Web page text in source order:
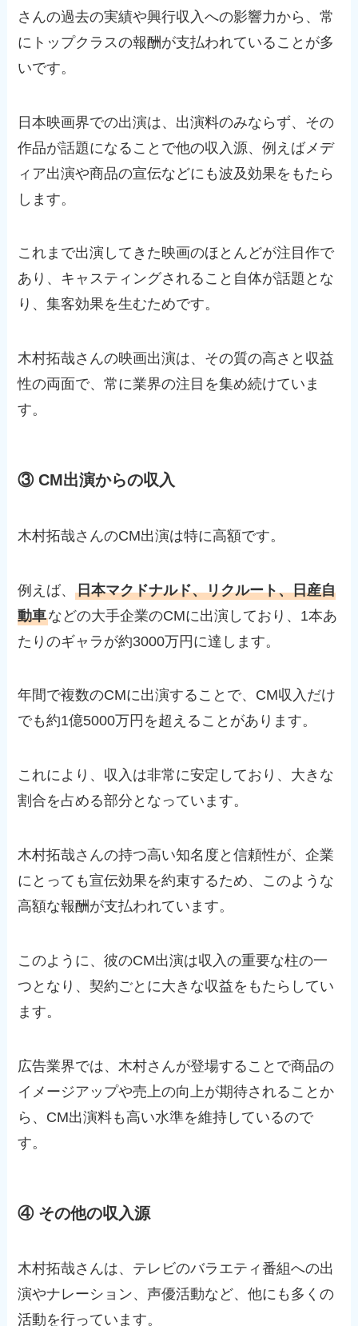
さんの過去の実績や興行収入への影響力から、常
にトップクラスの報酬が支払われていることが多
いです。
日本映画界での出演は、出演料のみならず、その
作品が話題になることで他の収入源、例えばメデ
ィア出演や商品の宣伝などにも波及効果をもたら
します。
これまで出演してきた映画のほとんどが注目作で
あり、キャスティングされること自体が話題とな
り、集客効果を生むためです。
木村拓哉さんの映画出演は、その質の高さと収益
性の両面で、常に業界の注目を集め続けていま
す。
③ CM出演からの収入
木村拓哉さんのCM出演は特に高額です。
例えば、日本マクドナルド、リクルート、日産自
動車などの大手企業のCMに出演しており、1本あ
たりのギャラが約3000万円に達します。
年間で複数のCMに出演することで、CM収入だけ
でも約1億5000万円を超えることがあります。
これにより、収入は非常に安定しており、大きな
割合を占める部分となっています。
木村拓哉さんの持つ高い知名度と信頼性が、企業
にとっても宣伝効果を約束するため、このような
高額な報酬が支払われています。
このように、彼のCM出演は収入の重要な柱の一
つとなり、契約ごとに大きな収益をもたらしてい
ます。
広告業界では、木村さんが登場することで商品の
イメージアップや売上の向上が期待されることか
ら、CM出演料も高い水準を維持しているので
す。
④ その他の収入源
木村拓哉さんは、テレビのバラエティ番組への出
演やナレーション、声優活動など、他にも多くの
活動を行っています。